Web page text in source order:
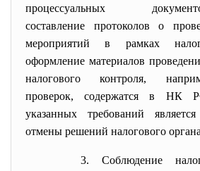
процессуальных
составление протоколов о
мероприятий в рамках
оформление материалов
налогового контроля,
проверок, содержатся в НК
указанных требований
отмены решений налогового
3. Соблюдение